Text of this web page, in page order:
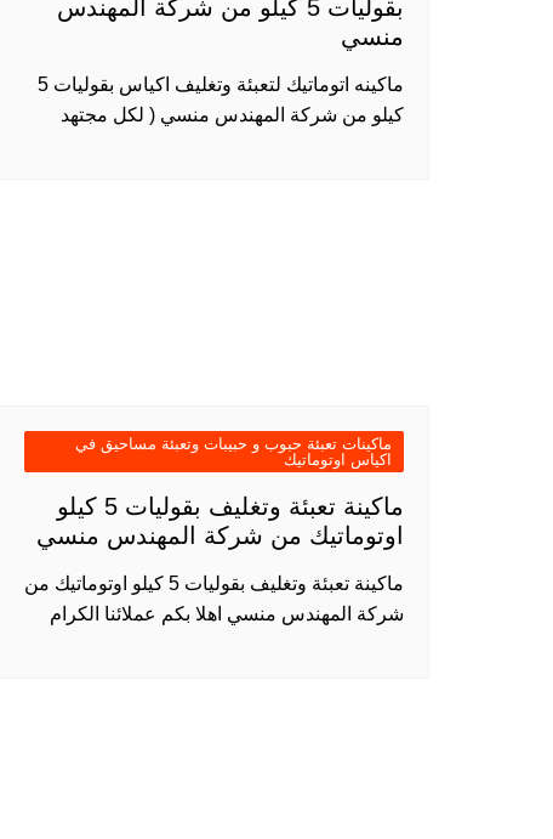
بقوليات 5 كيلو من شركة المهندس
منسي
ماكينه اتوماتيك لتعبئة وتغليف اكياس بقوليات 5
كيلو من شركة المهندس منسي ( لكل مجتهد
ماكينات تعبئة حبوب و حبيبات وتعبئة مساحيق في
اكياس اوتوماتيك
ماكينة تعبئة وتغليف بقوليات 5 كيلو
اوتوماتيك من شركة المهندس منسي
ماكينة تعبئة وتغليف بقوليات 5 كيلو اوتوماتيك من
شركة المهندس منسي اهلا بكم عملائنا الكرام